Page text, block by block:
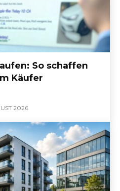
So schaffen
Käufer
2026